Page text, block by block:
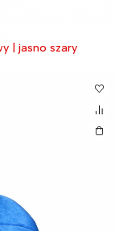
| jasno szary